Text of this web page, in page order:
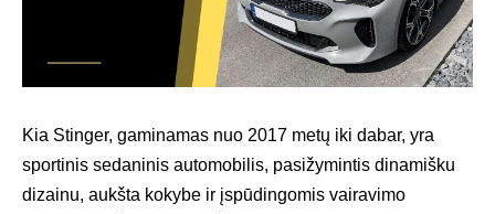
Kia Stinger, gaminamas nuo 2017 metų iki dabar, yra
sportinis sedaninis automobilis, pasižymintis dinamišku
dizainu, aukšta kokybe ir įspūdingomis vairavimo